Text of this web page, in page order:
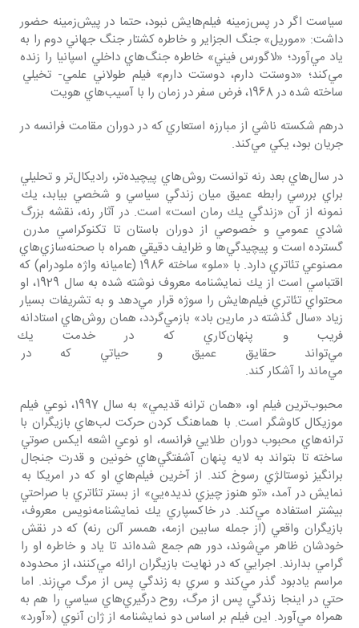
سياست اگر در پس‌زمينه فيلم‌هايش نبود، حتما در پيش‌زمينه حضور
داشت: «موريل» جنگ الجزاير و خاطره كشتار جنگ جهاني دوم را به
ياد مي‌آورد؛ «لاگورس فيني» خاطره جنگ‌هاي داخلي اسپانيا را زنده
مي‌كند؛ «دوستت دارم، دوستت دارم» فيلم طولاني علمي- تخيلي
ساخته شده در 1968، فرض سفر در زمان را با آسيب‌هاي هويت
درهم شكسته ناشي از مبارزه استعاري كه در دوران مقامت فرانسه در
جريان بود، يكي مي‌كند.
در سال‌هاي بعد رنه توانست روش‌هاي پيچيده‌تر، راديكال‌تر و تحليلي
براي بررسي رابطه عميق ميان زندگي سياسي و شخصي بيابد، يك
نمونه از آن «زندگي يك رمان است» است. در آثار رنه، نقشه بزرگ
شادي عمومي و خصوصي از دوران باستان تا تكنوكراسي مدرن
گسترده است و پيچيدگي‌ها و ظرايف دقيقي همراه با صحنه‌سازي‌هاي
مصنوعي تئاتري دارد. با «ملو» ساخته 1986 (عاميانه واژه ملودرام) كه
اقتباسي است از يك نمايشنامه معروف نوشته شده به سال 1929، او
محتواي تئاتري فيلم‌هايش را سوژه قرار مي‌دهد و به تشريفات بسيار
زياد «سال گذشته در مارين باد» بازمي‌گردد، همان روش‌هاي استادانه
فريب و پنهان‌كاري كه در خدمت
مي‌تواند حقايق عميق و حياتي كه
مي‌ماند را آشكار كند.
محبوب‌ترين فيلم او، «همان ترانه قديمي» به سال 1997، نوعي فيلم
موزيكال كاوشگر است. با هماهنگ كردن حركت لب‌هاي بازيگران با
ترانه‌هاي محبوب دوران طلايي فرانسه، او نوعي اشعه ايكس صوتي
ساخته تا بتواند به لايه پنهان آشفتگي‌هاي خونين و قدرت جنجال
برانگيز نوستالژي رسوخ كند. از آخرين فيلم‌هاي او كه در امريكا به
نمايش در آمد، «تو هنوز چيزي نديده‌يي» از بستر تئاتري با صراحتي
بيشتر استفاده مي‌كند. در خاكسپاري يك نمايشنامه‌نويس معروف،
بازيگران واقعي (از جمله سابين ازمه، همسر آلن رنه) كه در نقش
خودشان ظاهر مي‌شوند، دور هم جمع شده‌اند تا ياد و خاطره او را
گرامي بدارند. اجرايي كه در نهايت بازيگران ارائه مي‌كنند، از محدوده
مراسم يادبود گذر مي‌كند و سري به زندگي پس از مرگ مي‌زند. اما
حتي در اينجا زندگي پس از مرگ، روح درگيري‌هاي سياسي را هم به
همراه مي‌آورد. اين فيلم بر اساس دو نمايشنامه از ژان آنوي («آورد»